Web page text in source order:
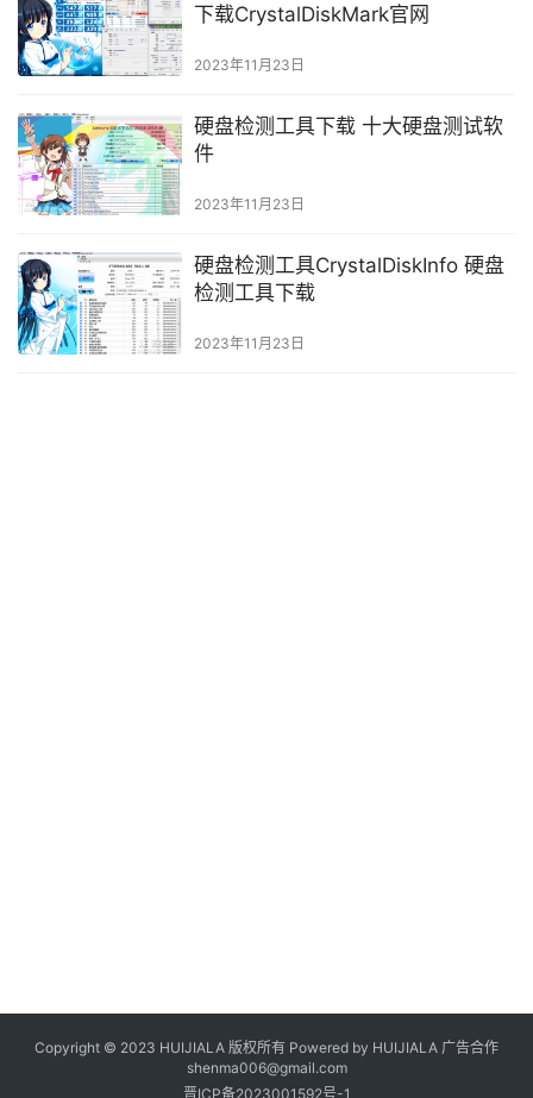
下载CrystalDiskMark官网
2023年11月23日
硬盘检测工具下载 十大硬盘测试软
件
2023年11月23日
硬盘检测工具CrystalDiskInfo 硬盘
检测工具下载
2023年11月23日
Copyright © 2023 HUIJIALA 版权所有 Powered by HUIJIALA 广告合作
shenma006@gmail.com
晋ICP备2023001592号-1